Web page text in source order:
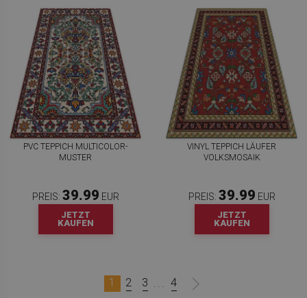
PVC TEPPICH MULTICOLOR-
MUSTER
PREIS: 39.99 EUR
JETZT
KAUFEN
VINYL TEPPICH LÄUFER
VOLKSMOSAIK
PREIS: 39.99 EUR
JETZT
KAUFEN
1 2 3 ... 4